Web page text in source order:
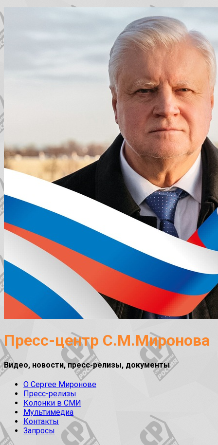
Пресс-центр С.М.Миронова
Видео, новости, пресс-релизы, документы
О Сергее Миронове
Пресс-релизы
Колонки в СМИ
Мультимедиа
Контакты
Запросы